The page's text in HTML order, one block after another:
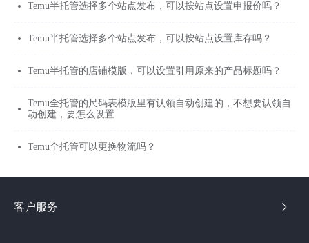
Temu半托管选择多个站点发布，可以按站点设置申报价吗？
Temu半托管选择多个站点发布，可以按站点设置库存吗？
Temu半托管的店铺模版，可以设置引用原来的产品标题吗？
Temu全托管的尺码表模版里有认领自动创建的，不想要认领自
动创建，要怎么设置
Temu全托管可以更换物流吗？
客户服务